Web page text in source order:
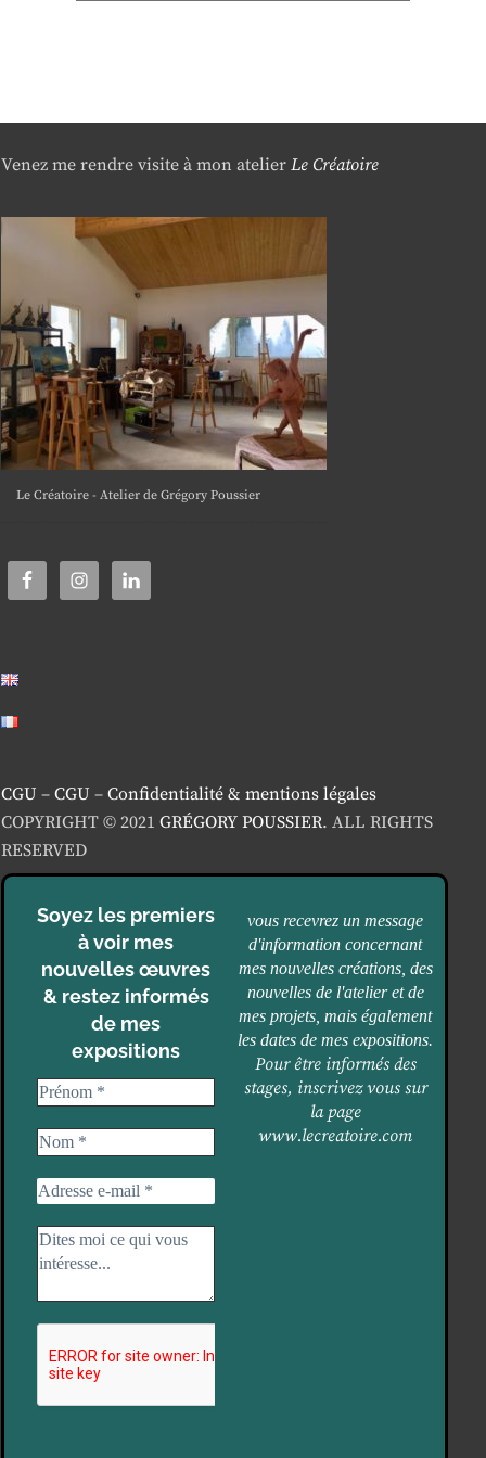
Venez me rendre visite à mon atelier Le Créatoire
Le Créatoire - Atelier de Grégory Poussier
CGU – CGU – Confidentialité & mentions légales
COPYRIGHT © 2021 GRÉGORY POUSSIER. ALL RIGHTS
RESERVED
Soyez les premiers
à voir mes
nouvelles œuvres
& restez informés
de mes
expositions
vous recevrez un message
d'information concernant
mes nouvelles créations, des
nouvelles de l'atelier et de
mes projets, mais également
les dates de mes expositions.
Pour être informés des
stages, inscrivez vous sur
la page
www.lecreatoire.com